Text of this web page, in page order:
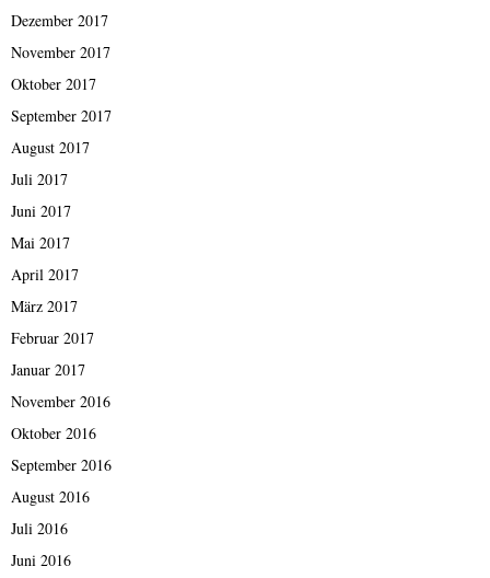
Dezember 2017
November 2017
Oktober 2017
September 2017
August 2017
Juli 2017
Juni 2017
Mai 2017
April 2017
März 2017
Februar 2017
Januar 2017
November 2016
Oktober 2016
September 2016
August 2016
Juli 2016
Juni 2016